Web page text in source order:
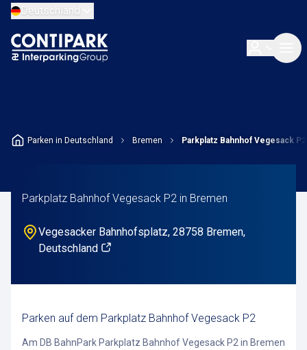
Deutschland
Parken in Deutschland Bremen Parkplatz Bahnhof Vegesack P2
Parkplatz Bahnhof Vegesack P2 in Bremen
Vegesacker Bahnhofsplatz, 28758 Bremen,
Deutschland
Parken auf dem Parkplatz Bahnhof Vegesack P2
Am DB BahnPark Parkplatz Bahnhof Vegesack P2 in Bremen